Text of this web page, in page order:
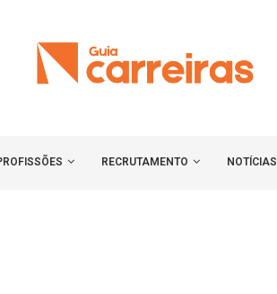
RECRUTAMENTO NOTÍCIAS